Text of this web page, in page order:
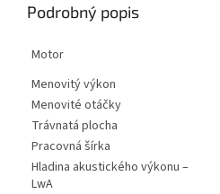
Podrobný popis
Motor
Menovitý výkon
Menovité otáčky
Trávnatá plocha
Pracovná šírka
Hladina akustického výkonu –
LwA